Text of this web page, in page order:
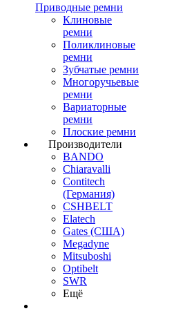
Приводные ремни
Клиновые
ремни
Поликлиновые
ремни
Зубчатые ремни
Многоручьевые
ремни
Вариаторные
ремни
Плоские ремни
Производители
BANDO
Chiaravalli
Contitech
(Германия)
CSHBELT
Elatech
Gates (США)
Megadyne
Mitsuboshi
Optibelt
SWR
Ещё